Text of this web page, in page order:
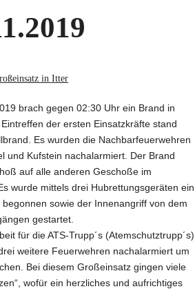
in Itter
brach gegen 02:30 Uhr ein Brand in
der ersten Einsatzkräfte stand
Es wurden die Nachbarfeuerwehren
und Kufstein nachalarmiert. Der Brand
auf alle anderen Geschoße im
wurde mittels drei Hubrettungsgeräten ein
sowie der Innenangriff von dem
gestartet.
für die ATS-Trupp´s (Atemschutztrupp´s)
weitere Feuerwehren nachalarmiert um
Bei diesem Großeinsatz gingen viele
wofür ein herzliches und aufrichtiges